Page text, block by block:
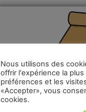
Nous utilisons des
offrir l'expérience la
préférences et les
«Accepter», vous
cookies.